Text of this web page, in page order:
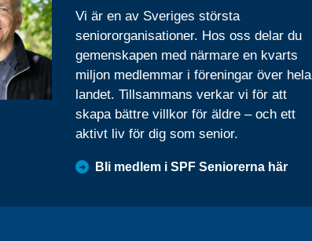
Vi är en av Sveriges största
seniororganisationer. Hos oss delar du
gemenskapen med närmare en kvarts
miljon medlemmar i föreningar över hela
landet. Tillsammans verkar vi för att
skapa bättre villkor för äldre – och ett
aktivt liv för dig som senior.
Bli medlem i SPF Seniorerna här